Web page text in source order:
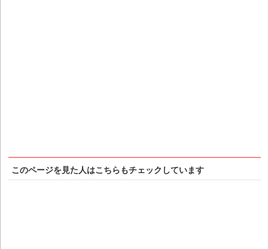
このページを見た人はこちらもチェックしています